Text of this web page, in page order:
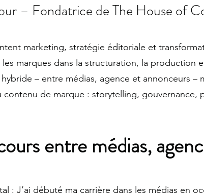
– Fondatrice de The House of
marketing, stratégie éditoriale et
les marques dans la structuration, la production
– entre médias, agence et annonceurs –
contenu de marque : storytelling, gouvernance,
entre médias,
: J’ai débuté ma carrière dans les médias en